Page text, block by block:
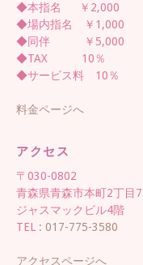
◆本指名 ￥2,000
◆場内指名 ￥1,000
◆同伴 ￥5,000
◆TAX 10％
◆サービス料 10％
料金ページへ
アクセス
〒030-0802
青森県青森市本町2丁目
ジャスマックビル4階
TEL : 017-775-3580
アクセスページへ